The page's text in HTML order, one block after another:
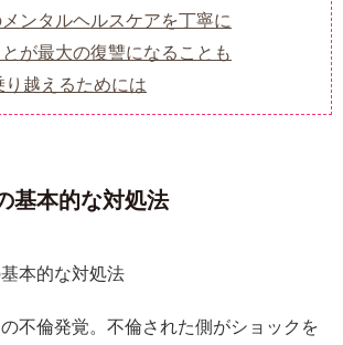
ンタルヘルスケアを丁寧に
が最大の復讐になることも
越えるためには
基本的な対処法
不倫発覚。不倫された側がショックを